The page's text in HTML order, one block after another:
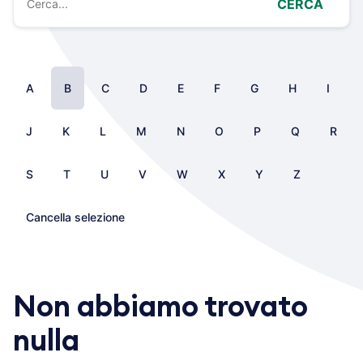
CERCA
A B C D E F G H I
J K L M N O P Q R
S T U V W X Y Z
Cancella selezione
Non abbiamo trovato
nulla